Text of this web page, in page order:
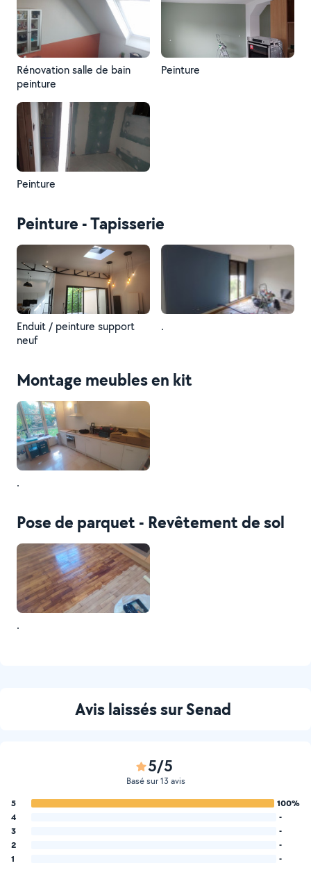
Rénovation salle de bain
peinture
Peinture
Peinture
Peinture - Tapisserie
Enduit / peinture support
neuf
.
Montage meubles en kit
.
Pose de parquet - Revêtement de sol
.
Avis laissés sur Senad
5/5
Basé sur 13 avis
5
100%
4
-
3
-
2
-
1
-